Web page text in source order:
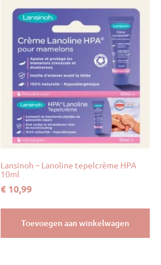
Lansinoh – Lanoline tepelcrème HPA
10ml
€ 10,99
Toevoegen aan winkelwagen